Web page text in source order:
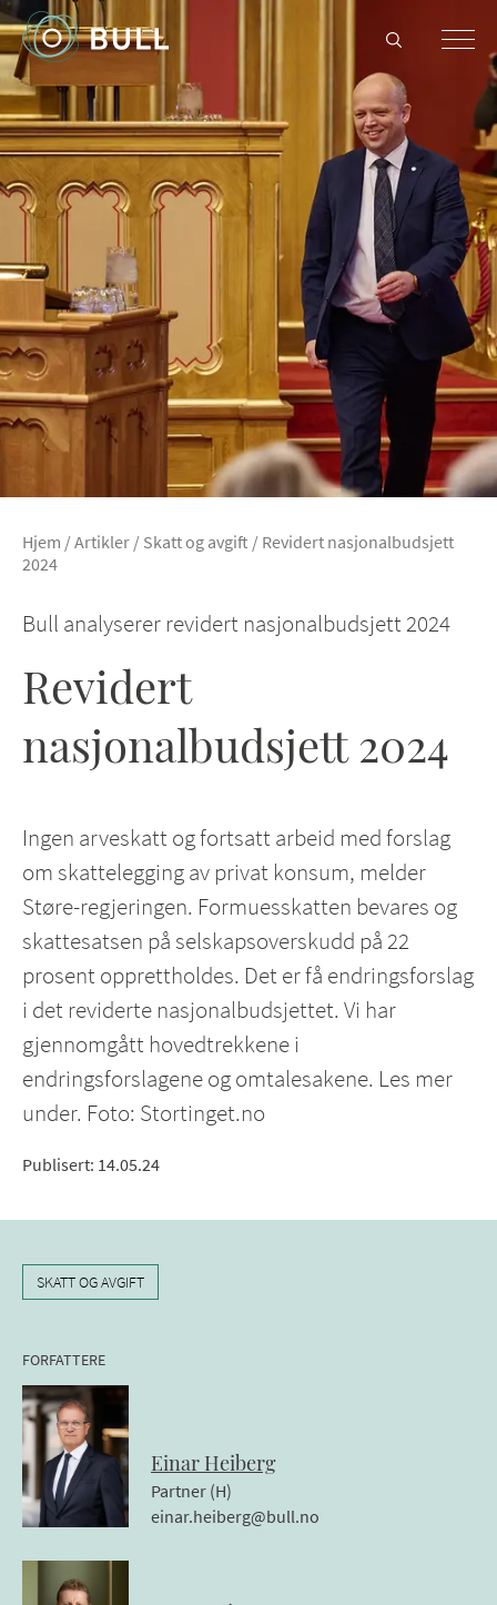
Hjem /Artikler / Skatt og avgift / Revidert nasjonalbudsjett
2024
Bull analyserer revidert nasjonalbudsjett 2024
Revidert
nasjonalbudsjett 2024
Ingen arveskatt og fortsatt arbeid med forslag
om skattelegging av privat konsum, melder
Støre-regjeringen. Formuesskatten bevares og
skattesatsen på selskapsoverskudd på 22
prosent opprettholdes. Det er få endringsforslag
i det reviderte nasjonalbudsjettet. Vi har
gjennomgått hovedtrekkene i
endringsforslagene og omtalesakene. Les mer
under. Foto: Stortinget.no
Publisert: 14.05.24
SKATT OG AVGIFT
FORFATTERE
Einar Heiberg
Partner (H)
einar.heiberg@bull.no